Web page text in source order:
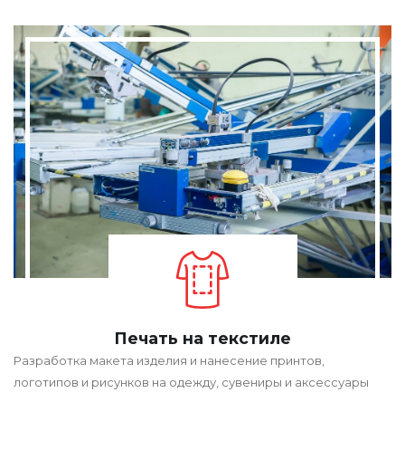
Печать на текстиле
Разработка макета изделия и нанесение принтов,
логотипов и рисунков на одежду, сувениры и аксессуары